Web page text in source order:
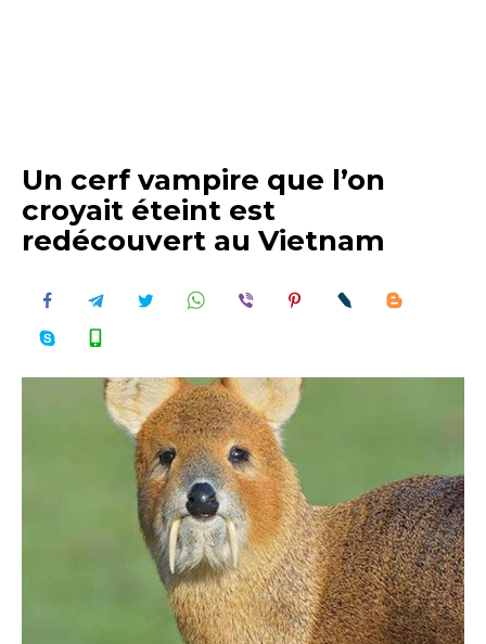
Un cerf vampire que l’on
croyait éteint est
redécouvert au Vietnam